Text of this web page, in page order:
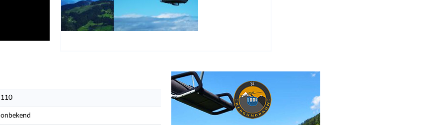
110
onbekend